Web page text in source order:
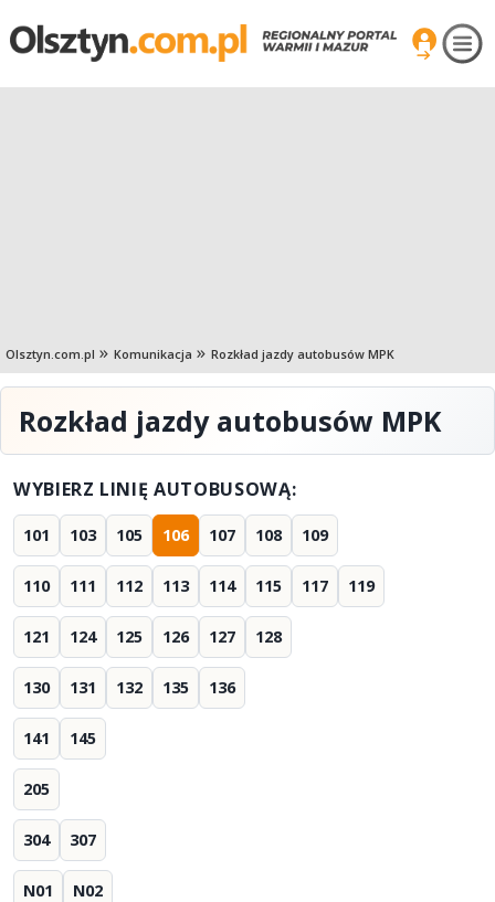
Olsztyn.com.pl Komunikacja Rozkład jazdy autobusów MPK
Rozkład jazdy autobusów MPK
WYBIERZ LINIĘ AUTOBUSOWĄ:
101 103 105 106 107 108 109
110 111 112 113 114 115 117 119
121 124 125 126 127 128
130 131 132 135 136
141 145
205
304 307
N01 N02